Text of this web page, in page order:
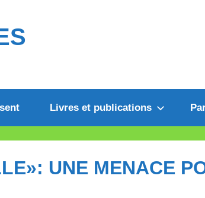
Livres et publications
UNE MENACE